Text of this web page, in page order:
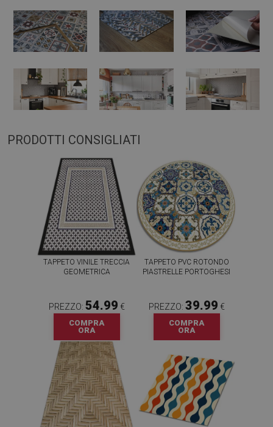
PRODOTTI CONSIGLIATI
TAPPETO VINILE TRECCIA
GEOMETRICA
PREZZO: 54.99 €
COMPRA
ORA
TAPPETO PVC ROTONDO
PIASTRELLE PORTOGHESI
PREZZO: 39.99 €
COMPRA
ORA